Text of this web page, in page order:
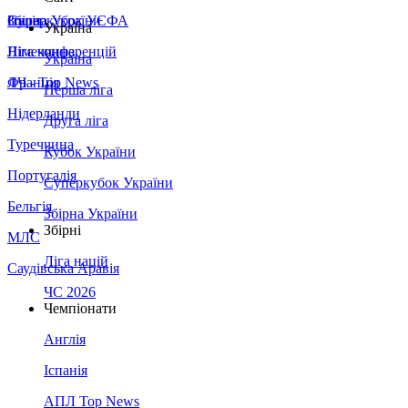
Збірна України
Італія
Німеччина
Франція
Нідерланди
Туреччина
Португалія
Бельгія
МЛС
Саудівська Аравія
Суперкубок УЄФА
Ліга конференцій
ЛЧ - Top News
Україна
Україна
Перша ліга
Друга ліга
Кубок України
Суперкубок України
Збірна України
Збірні
Ліга націй
ЧС 2026
Чемпіонати
Англія
Іспанія
АПЛ Top News